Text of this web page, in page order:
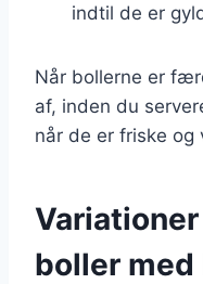
indtil de er
Når bollerne er
af, inden du
når de er friske og
boller med